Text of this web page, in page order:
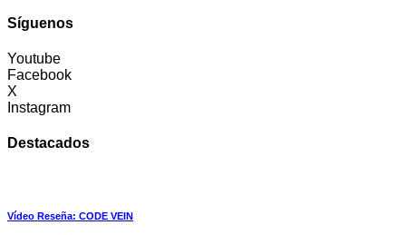
Síguenos
Youtube
Facebook
X
Instagram
Destacados
Vídeo Reseña: CODE VEIN